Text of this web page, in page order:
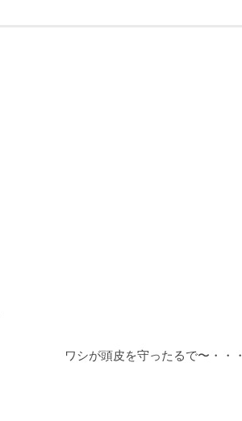
ワシが頭皮を守ったるで〜・・・